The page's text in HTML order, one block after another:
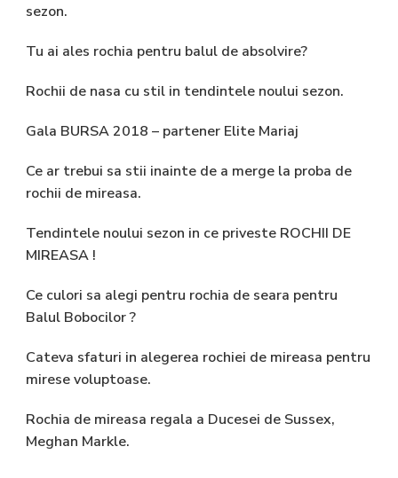
sezon.
Tu ai ales rochia pentru balul de absolvire?
Rochii de nasa cu stil in tendintele noului sezon.
Gala BURSA 2018 – partener Elite Mariaj
Ce ar trebui sa stii inainte de a merge la proba de
rochii de mireasa.
Tendintele noului sezon in ce priveste ROCHII DE
MIREASA !
Ce culori sa alegi pentru rochia de seara pentru
Balul Bobocilor ?
Cateva sfaturi in alegerea rochiei de mireasa pentru
mirese voluptoase.
Rochia de mireasa regala a Ducesei de Sussex,
Meghan Markle.